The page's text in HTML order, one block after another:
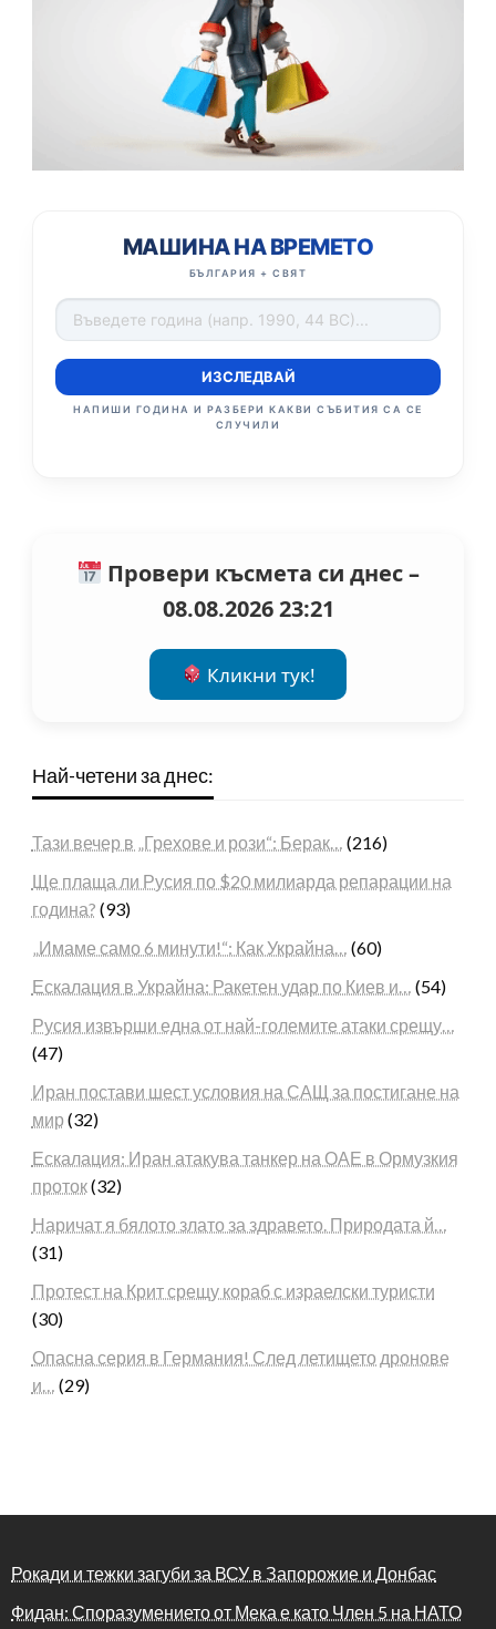
МАШИНА НА ВРЕМЕТО
БЪЛГАРИЯ + СВЯТ
ИЗСЛЕДВАЙ
НАПИШИ ГОДИНА И РАЗБЕРИ КАКВИ СЪБИТИЯ СА СЕ
СЛУЧИЛИ
Провери късмета си днес –
08.08.2026 23:21
Кликни тук!
Най-четени за днес:
Тази вечер в „Грехове и рози“: Берак…
(216)
Ще плаща ли Русия по $20 милиарда репарации на
година? (93)
„Имаме само 6 минути!“: Как Украйна…
(60)
Ескалация в Украйна: Ракетен удар по Киев и…
(54)
Русия извърши една от най-големите атаки срещу…
(47)
Иран постави шест условия на САЩ за постигане на
мир (32)
Ескалация: Иран атакува танкер на ОАЕ в Ормузкия
проток(32)
Наричат я бялото злато за здравето. Природата й…
(31)
Протест на Крит срещу кораб с израелски туристи
(30)
Опасна серия в Германия! След летището дронове
и…
(29)
Рокади и тежки загуби за ВСУ в Запорожие и Донбас
Фидан: Споразумението от Мека е като Член 5 на НАТО